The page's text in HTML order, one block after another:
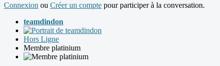
Connexion ou Créer un compte pour participer à la conversation.
teamdindon
Hors Ligne
Membre platinium